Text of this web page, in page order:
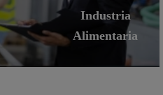
Industria
Alimentaria